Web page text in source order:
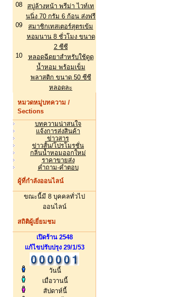
08
สบู่ล้างหน้า พรีม่า ไวท์เท
นนิ่ง 70 กรัม 6 ก้อน ส่งฟรี
09
สมาชิกเทสเตอร์สุตรเข้ม
หอมนาน 8 ชั่วโมง ขนาด
2 ซีซี
10
หลอดฉีดยาสำหรับใช้ดูด
น้ำหอม พร้อมเข็ม
พลาสติก ขนาด 50 ซีซี
หลอดละ
หมวดหมู่บทความ /
Sections
บทความน่าสนใจ
แจ้งการส่งสินค้า
ข่าวสาร
ข่าวสั้น/โปรโมรชั่น
กลิ่นน้ำหอมออกใหม่
ราคาขายส่ง
คำถาม-คำตอบ
ผู้ที่กำลังออนไลน์
ขณะนี้มี 8 บุคคลทั่วไป
ออนไลน์
สถิติผู้เยี่ยมชม
เปิดร้าน 2548
แก้ไขปรับปรุง 29/1/53
วันนี้
เมื่อวานนี้
สัปดาห์นี้